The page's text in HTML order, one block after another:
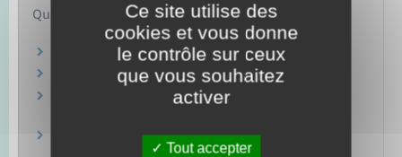
Questions ? Réponses !
Comment obtenir la nationalité française ?
Dans quels cas un enfant est-il Français ?
Un enfant né apatride en France devient-il
Peut-on avoir plusieurs nationalités en
Ce site utilise des
cookies et vous donne
le contrôle sur ceux
que vous souhaitez
activer
Tout accepter